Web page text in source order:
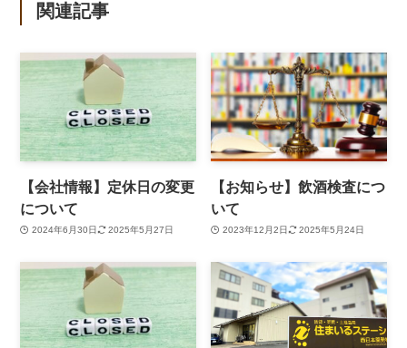
関連記事
【会社情報】定休日の変更
について
2024年6月30日 2025年5月27日
【お知らせ】飲酒検査につ
いて
2023年12月2日 2025年5月24日